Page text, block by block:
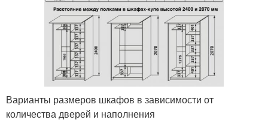
Варианты размеров шкафов в зависимости от
количества дверей и наполнения